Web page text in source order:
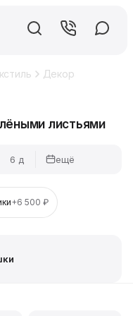
Декоративные
листьями
6 д
ещё
+6 500 ₽